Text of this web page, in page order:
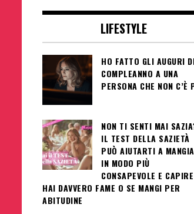
LIFESTYLE
HO FATTO GLI AUGURI
COMPLEANNO A UNA
PERSONA CHE NON C’È
NON TI SENTI MAI
IL TEST DELLA SAZIETÀ
PUÒ AIUTARTI A
IN MODO PIÙ
CONSAPEVOLE E
HAI DAVVERO FAME O SE MANGI PER
ABITUDINE